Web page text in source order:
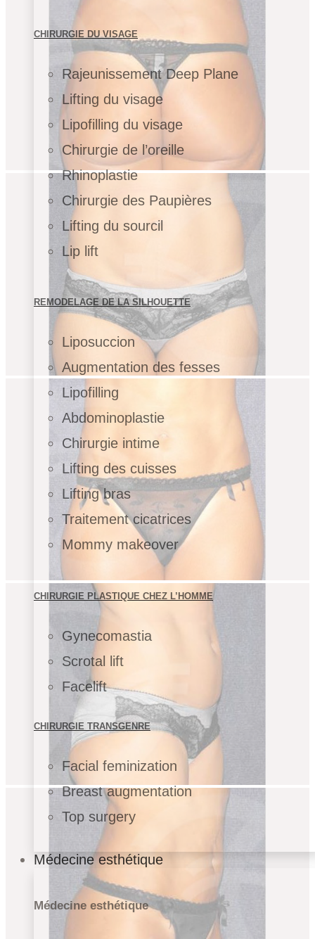
CHIRURGIE DU VISAGE
Rajeunissement Deep Plane
Lifting du visage
Lipofilling du visage
Chirurgie de l’oreille
Rhinoplastie
Chirurgie des Paupières
Lifting du sourcil
Lip lift
REMODELAGE DE LA SILHOUETTE
Liposuccion
Augmentation des fesses
Lipofilling
Abdominoplastie
Chirurgie intime
Lifting des cuisses
Lifting bras
Traitement cicatrices
Mommy makeover
CHIRURGIE PLASTIQUE CHEZ L’HOMME
Gynecomastia
Scrotal lift
Facelift
CHIRURGIE TRANSGENRE
Facial feminization
Breast augmentation
Top surgery
Médecine esthétique
Médecine esthétique